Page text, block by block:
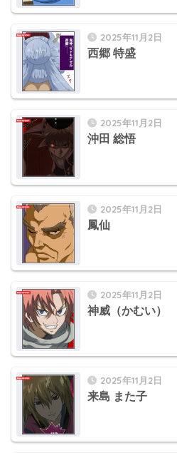
2025年11月2日
西郷 特盛
2025年11月2日
沖田 総悟
2025年11月2日
鳳仙
2025年11月2日
神威（かむい）
2025年11月2日
来島 また子